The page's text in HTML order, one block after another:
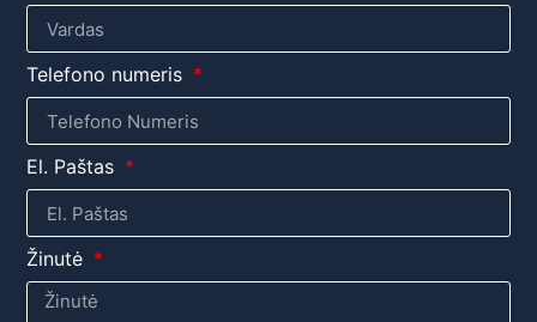
Telefono numeris
El. Paštas
Žinutė